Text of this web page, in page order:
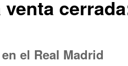
el Real Madrid